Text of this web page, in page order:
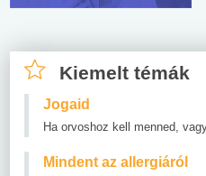
Kiemelt témák
Jogaid
Ha orvoshoz kell menned,
Mindent az allergiáról